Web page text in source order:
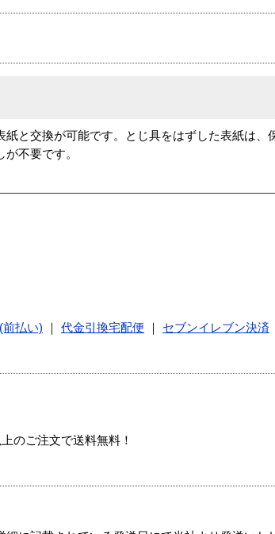
と交換が可能です。とじ具をはずした表紙は、
不要です。
払い) 代金引換宅配便
セブンイレブン決済
のご注文で送料無料！